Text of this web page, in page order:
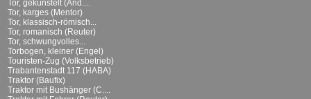
Tor, gekünstelt (And....
Tor, karges (Mentor)
Tor, klassisch-römisch...
Tor, romanisch (Reuter)
Tor, schwungvolles...
Torbogen, kleiner (Engel)
Touristen-Zug (Volksbetrieb)
Trabantenstadt 117 (HABA)
Traktor (Baufix)
Traktor mit Bushänger (C....